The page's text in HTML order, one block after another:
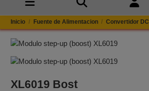
Inicio Fuente de Alimentacion Convertidor DC
XL6019 Bost